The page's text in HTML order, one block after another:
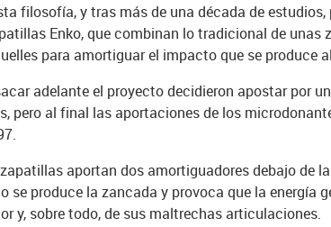
filosofía, y tras más de una década de
Enko, que combinan lo tradicional de
para amortiguar el impacto que se produce
adelante el proyecto decidieron apostar por
pero al final las aportaciones de los
aportan dos amortiguadores debajo de
se produce la zancada y provoca que la energía
y, sobre todo, de sus maltrechas articulaciones.